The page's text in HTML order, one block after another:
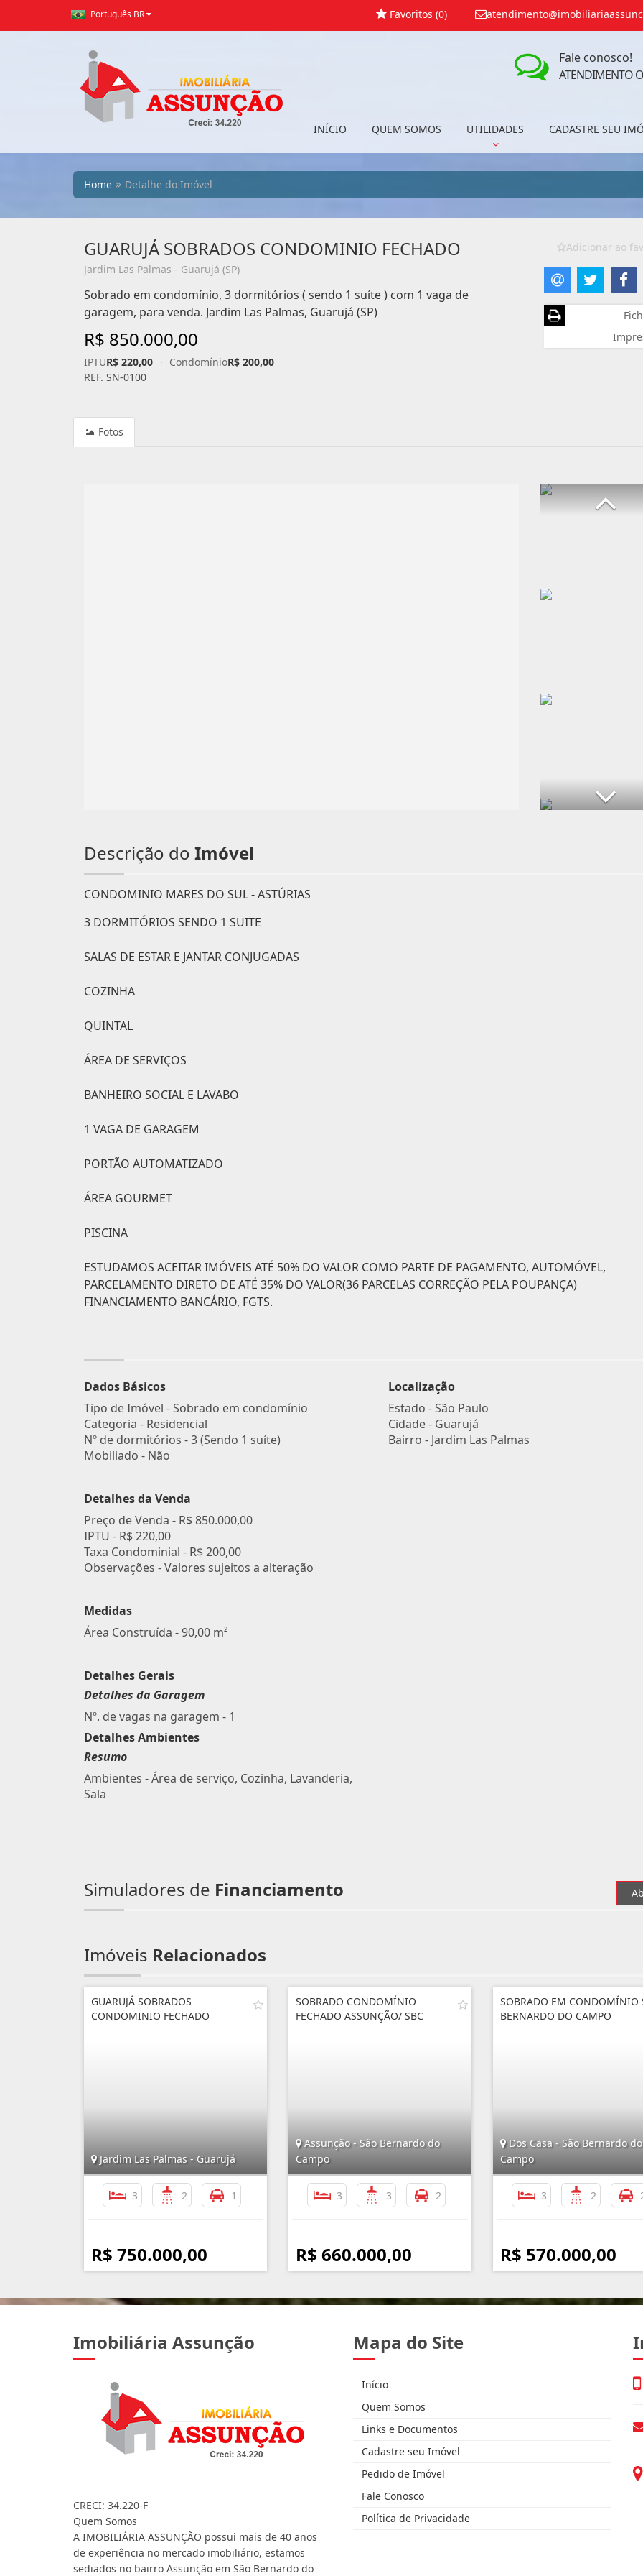
Português BR Favoritos (0)
INÍCIO QUEM SOMOS UTILIDADES CADASTRE SEU
Fale conosco!
ATENDIMENTO
Home Detalhe do Imóvel
GUARUJÁ SOBRADOS CONDOMINIO FECHADO
Jardim Las Palmas - Guarujá (SP)
Sobrado em condomínio, 3 dormitórios ( sendo 1 suíte ) com 1 vaga de
garagem, para venda. Jardim Las Palmas, Guarujá (SP)
R$ 850.000,00
IPTUR$ 220,00 · CondomínioR$ 200,00
REF. SN-0100
Adicionar ao
Fotos
Descrição do Imóvel
CONDOMINIO MARES DO SUL - ASTÚRIAS
3 DORMITÓRIOS SENDO 1 SUITE
SALAS DE ESTAR E JANTAR CONJUGADAS
COZINHA
QUINTAL
ÁREA DE SERVIÇOS
BANHEIRO SOCIAL E LAVABO
1 VAGA DE GARAGEM
PORTÃO AUTOMATIZADO
ÁREA GOURMET
PISCINA
ESTUDAMOS ACEITAR IMÓVEIS ATÉ 50% DO VALOR COMO PARTE DE PAGAMENTO, AUTOMÓVEL,
PARCELAMENTO DIRETO DE ATÉ 35% DO VALOR(36 PARCELAS CORREÇÃO PELA POUPANÇA)
FINANCIAMENTO BANCÁRIO, FGTS.
Dados Básicos
Tipo de Imóvel - Sobrado em condomínio
Categoria - Residencial
Nº de dormitórios - 3 (Sendo 1 suíte)
Mobiliado - Não
Detalhes da Venda
Preço de Venda - R$ 850.000,00
IPTU - R$ 220,00
Taxa Condominial - R$ 200,00
Observações - Valores sujeitos a alteração
Medidas
Área Construída - 90,00 m²
Detalhes Gerais
Detalhes da Garagem
Nº. de vagas na garagem - 1
Detalhes Ambientes
Resumo
Ambientes - Área de serviço, Cozinha, Lavanderia,
Sala
Localização
Estado -São Paulo
Cidade - Guarujá
Bairro - Jardim Las Palmas
Simuladores de Financiamento
Imóveis Relacionados
GUARUJÁ SOBRADOS
CONDOMINIO FECHADO
Jardim Las Palmas - Guarujá
3 2 1
R$ 750.000,00
SOBRADO CONDOMÍNIO
FECHADO ASSUNÇÃO/ SBC
Assunção - São Bernardo do
Campo
3 3 2
R$ 660.000,00
SOBRADO EM CONDOMÍNIO
BERNARDO DO CAMPO
Dos Casa - São Bernardo do
Campo
3 2
R$ 570.000,00
Imobiliária Assunção
CRECI: 34.220-F
Quem Somos
A IMOBILIÁRIA ASSUNÇÃO possui mais de 40 anos
de experiência no mercado imobiliário, estamos
sediados no bairro Assunção em São Bernardo do
Mapa do Site
Início
Quem Somos
Links e Documentos
Cadastre seu Imóvel
Pedido de Imóvel
Fale Conosco
Política de Privacidade